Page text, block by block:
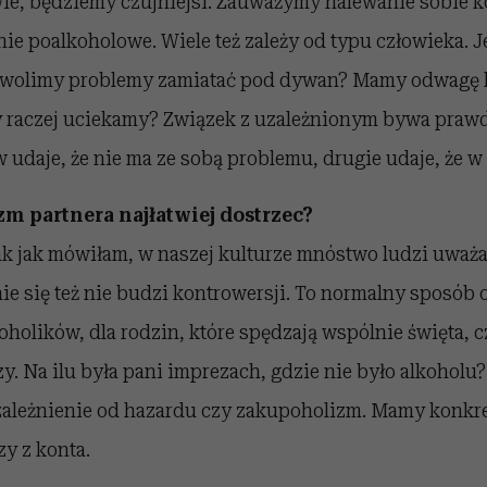
poalkoholowe. Wiele też zależy od typu człowieka.
problemy zamiatać pod dywan? Mamy
raczej uciekamy? Związek z uzależnionym bywa
udaje, że nie ma ze sobą problemu, drugie udaje, że
partnera najłatwiej dostrzec?
jak mówiłam, w naszej kulturze mnóstwo ludzi
się też nie budzi kontrowersji. To normalny sposób
dla rodzin, które spędzają wspólnie święta,
Na ilu była pani imprezach, gdzie nie było
od hazardu czy zakupoholizm. Mamy
z konta.